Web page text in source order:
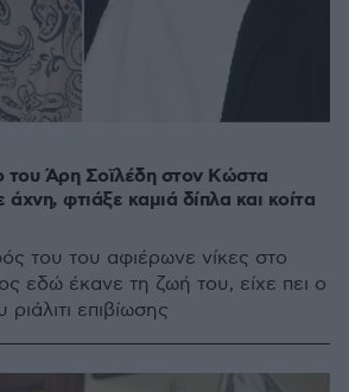
του Άρη Σοϊλέδη στον Κώστα
φτιάξε καμιά δίπλα και κοίτα
του του αφιέρωνε νίκες στο
εδώ έκανε τη ζωή του, είχε πει ο
επιβίωσης